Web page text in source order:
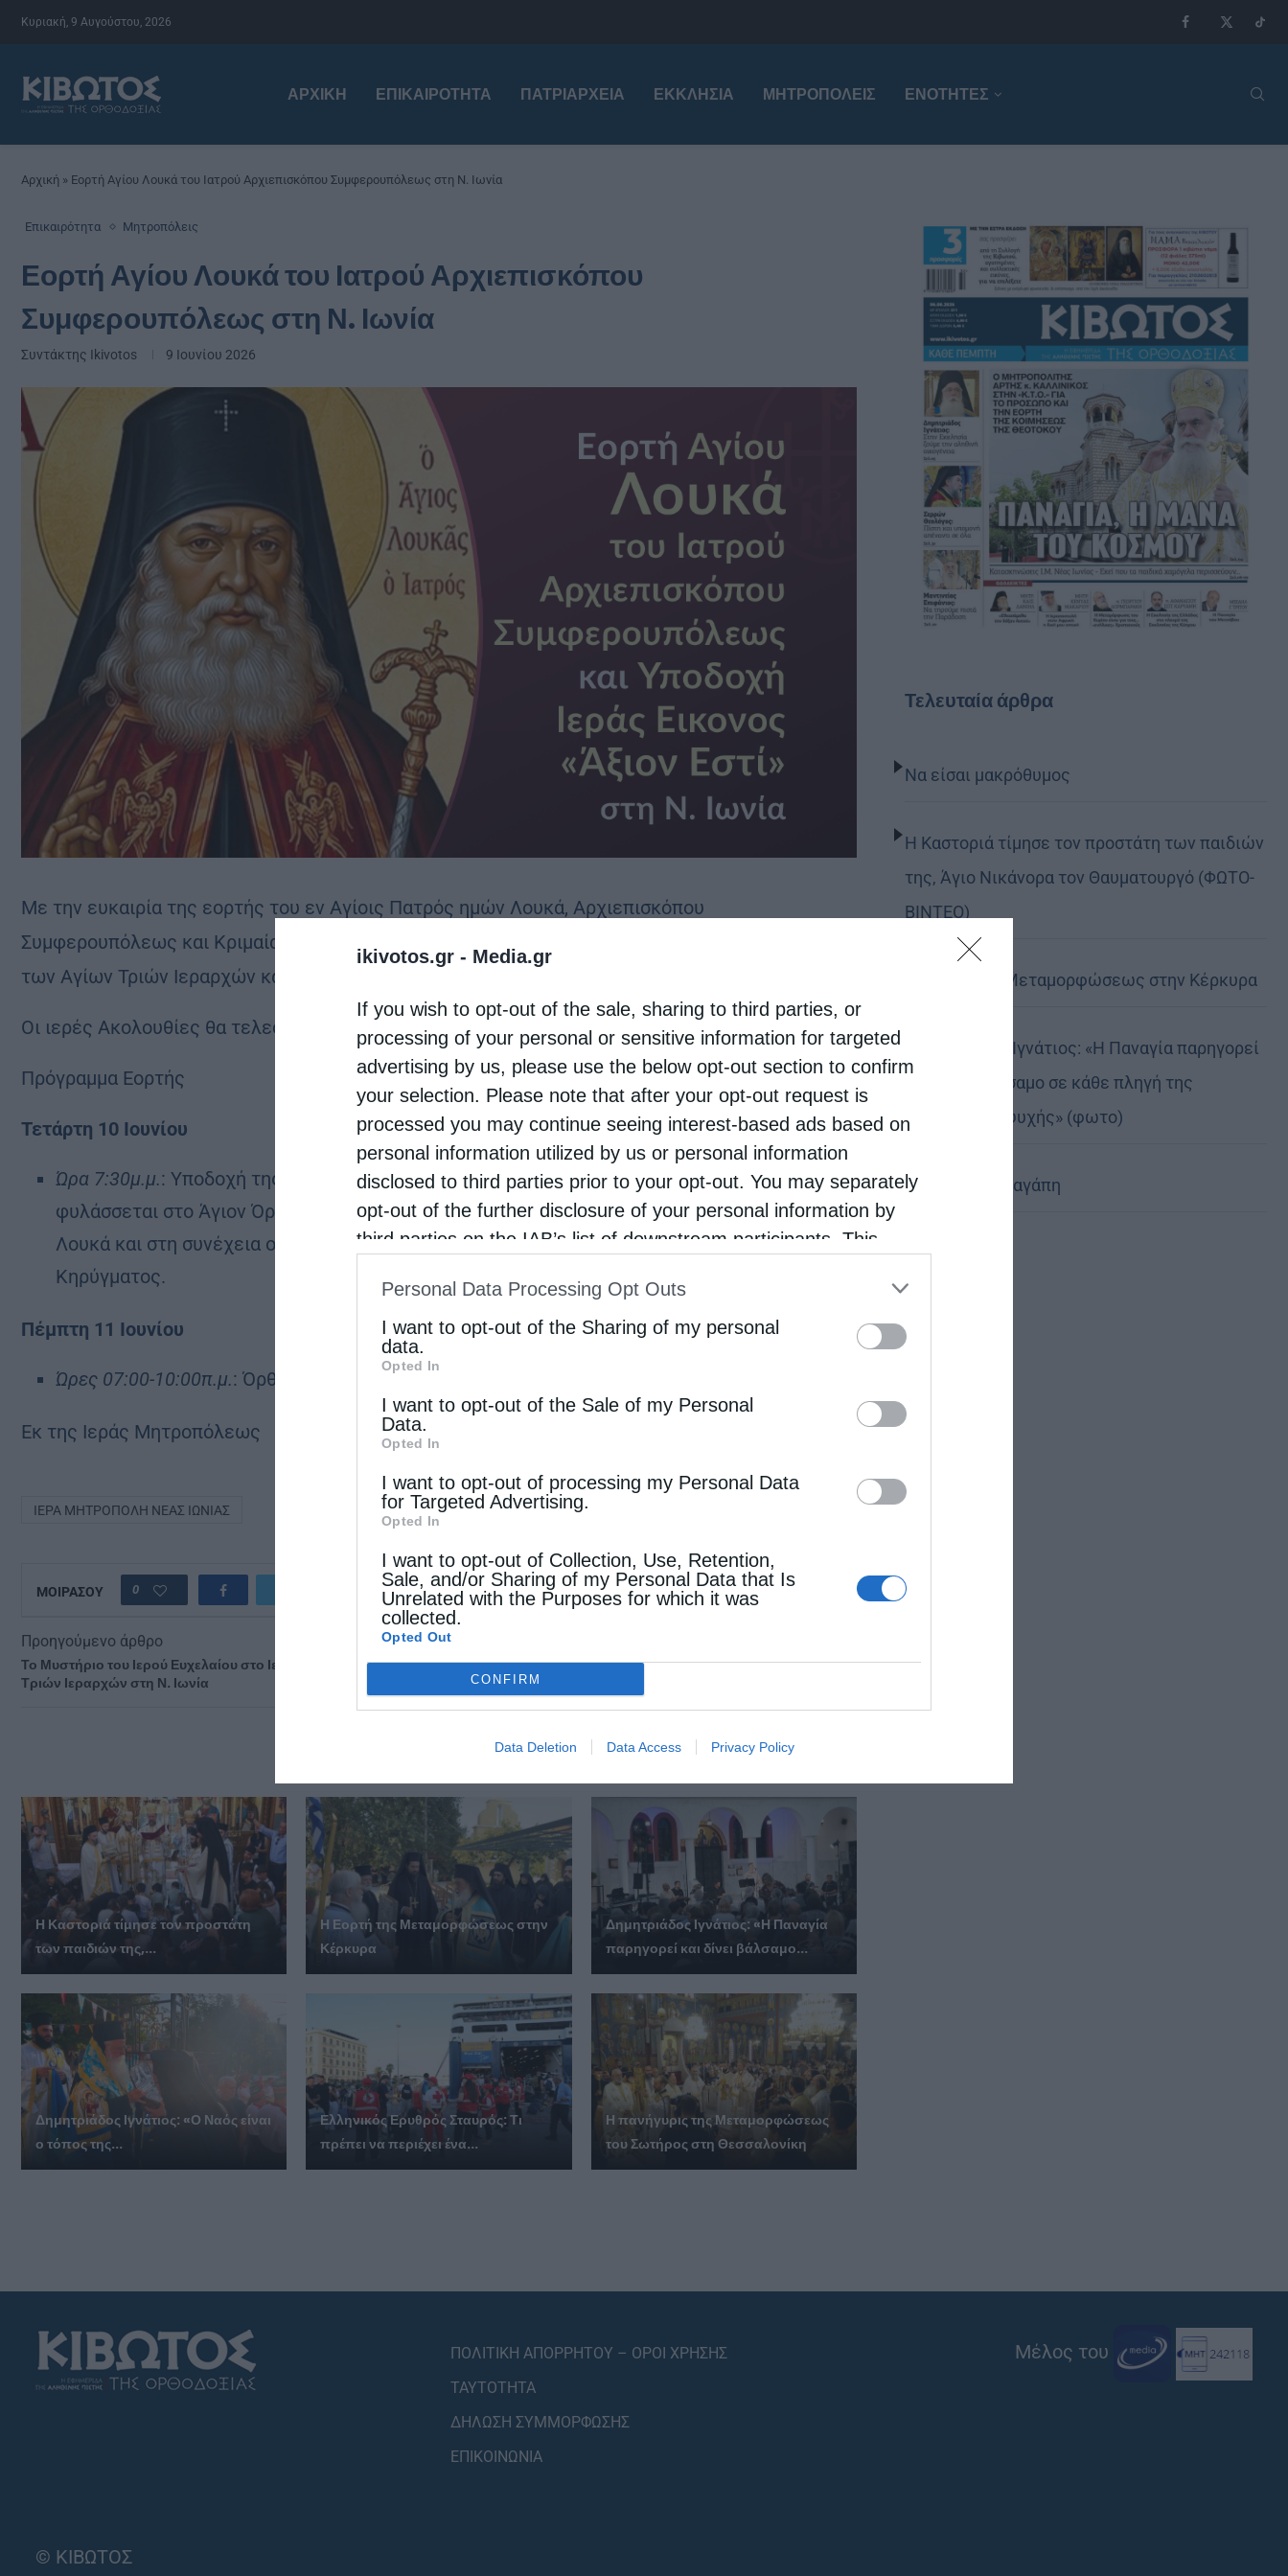
ikivotos.gr - Media.gr
If you wish to opt-out of the sale, sharing to third parties, or
processing of your personal or sensitive information for targeted
advertising by us, please use the below opt-out section to confirm
your selection. Please note that after your opt-out request is
processed you may continue seeing interest-based ads based on
personal information utilized by us or personal information
disclosed to third parties prior to your opt-out. You may separately
opt-out of the further disclosure of your personal information by
third parties on the IAB’s list of downstream participants. This
IAB’s List of Downstream Participantsthat may further disclose it to
other third parties.
Personal Data Processing Opt Outs
I want to opt-out of the Sharing of my personal
data.
Opted In
I want to opt-out of the Sale of my Personal
Data.
Opted In
I want to opt-out of processing my Personal Data
for Targeted Advertising.
Opted In
I want to opt-out of Collection, Use, Retention,
Sale, and/or Sharing of my Personal Data that Is
Unrelated with the Purposes for which it was
collected.
Opted Out
CONFIRM
Data Deletion Data Access Privacy Policy
Κυριακή, 9 Αυγούστου, 2026
ΑΡΧΙΚΉ ΕΠΙΚΑΙΡΌΤΗΤΑ ΠΑΤΡΙΑΡΧΕΊΑ ΕΚΚΛΗΣΊΑ ΜΗΤΡΟΠΌΛΕΙΣ ΕΝΟΤΗΤΕΣ
Αρχική » Εορτή Αγίου Λουκά του Ιατρού Αρχιεπισκόπου Συμφερουπόλεως στη Ν. Ιωνία
Επικαιρότητα Μητροπόλεις
Εορτή Αγίου Λουκά του Ιατρού Αρχιεπισκόπου
Συμφερουπόλεως στη Ν. Ιωνία
Συντάκτης Ikivotos 9 Ιουνίου 2026
Με την ευκαιρία της εορτής του εν Αγίοις Πατρός ημών Λουκά, Αρχιεπισκόπου
Συμφερουπόλεως και Κριμαίας του Ιατρού και Θαυματουργού, πανηγυρίζει το Ιερό Παρεκκλήσιο
των Αγίων Τριών Ιεραρχών και Αγίου Λουκά του Ιατρού στη Ν. Ιωνία (οδ. Μεσολογγίου 27).
Οι ιερές Ακολουθίες θα τελεσθούν σύμφωνα με το παρακάτω πρόγραμμα:
Πρόγραμμα Εορτής
Τετάρτη 10 Ιουνίου
Ώρα 7:30μ.μ.: Υποδοχή της Ιεράς Εικόνας «Άξιον Εστί», αντίγραφο εκ του πρωτοτύπου που
φυλάσσεται στο Άγιον Όρος και του Ιερού Λειψάνου εκ της αφθάρτου καρδίας του Αγίου
Λουκά και στη συνέχεια ο Μέγας Πανηγυρικός Εσπερινός, μετ΄ Αρτοκλασίας και θείου
Κηρύγματος.
Πέμπτη 11 Ιουνίου
Ώρες 07:00-10:00π.μ.: Όρθρος και Πανηγυρική Αρχιερατική Θεία Λειτουργία.
Εκ της Ιεράς Μητροπόλεως
ΙΕΡΆ ΜΗΤΡΌΠΟΛΗ ΝΈΑΣ ΙΩΝΊΑΣ
ΜΟΙΡΑΣΟΥ 0
Προηγούμενο άρθρο
Το Μυστήριο του Ιερού Ευχελαίου στο Ιερό Παρεκκλήσιο των
Τριών Ιεραρχών στη Ν. Ιωνία
Την Πέμπτη, 11 Ιουνίου, κυκλοφορεί το νέο φύλλο της
ΔΕΙΤΕ ΕΠΙΣΗΣ
Η Καστοριά τίμησε τον προστάτη
των παιδιών της,...
Η Εορτή της Μεταμορφώσεως στην
Κέρκυρα
Δημητριάδος Ιγνάτιος: «Η Παναγία
παρηγορεί και δίνει βάλσαμο...
Δημητριάδος Ιγνάτιος: «Ο Ναός είναι
ο τόπος της...
Ελληνικός Ερυθρός Σταυρός: Τι
πρέπει να περιέχει ένα...
Η πανήγυρις της Μεταμορφώσεως
του Σωτήρος στη Θεσσαλονίκη
Τελευταία άρθρα
Να είσαι μακρόθυμος
Η Καστοριά τίμησε τον προστάτη των παιδιών
της, Άγιο Νικάνορα τον Θαυματουργό (ΦΩΤΟ-
ΒΙΝΤΕΟ)
Η Εορτή της Μεταμορφώσεως στην Κέρκυρα
Δημητριάδος Ιγνάτιος: «Η Παναγία παρηγορεί
και δίνει βάλσαμο σε κάθε πληγή της
ανθρώπινης ψυχής» (φωτο)
Χριστοφόρος αγάπη
ΠΟΛΙΤΙΚΗ ΑΠΟΡΡΗΤΟΥ – ΟΡΟΙ ΧΡΗΣΗΣ
ΤΑΥΤΟΤΗΤΑ
ΔΗΛΩΣΗ ΣΥΜΜΟΡΦΩΣΗΣ
ΕΠΙΚΟΙΝΩΝΙΑ
Μέλος του
© ΚΙΒΩΤΟΣ